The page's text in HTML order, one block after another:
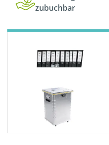
zubuchbar